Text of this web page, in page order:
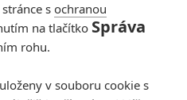
sochranou
na tlačítko Správa
rohu.
v souboru cookie s